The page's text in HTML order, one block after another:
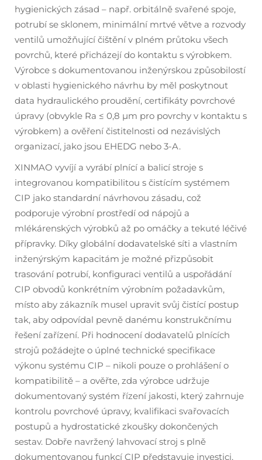
hygienických zásad – např. orbitálně svařené spoje,
potrubí se sklonem, minimální mrtvé větve a rozvody
ventilů umožňující čištění v plném průtoku všech
povrchů, které přicházejí do kontaktu s výrobkem.
Výrobce s dokumentovanou inženýrskou způsobilostí
v oblasti hygienického návrhu by měl poskytnout
data hydraulického proudění, certifikáty povrchové
úpravy (obvykle Ra ≤ 0,8 µm pro povrchy v kontaktu s
výrobkem) a ověření čistitelnosti od nezávislých
organizací, jako jsou EHEDG nebo 3-A.
XINMAO vyvíjí a vyrábí plnící a balicí stroje s
integrovanou kompatibilitou s čistícím systémem
CIP jako standardní návrhovou zásadu, což
podporuje výrobní prostředí od nápojů a
mlékárenských výrobků až po omáčky a tekuté léčivé
přípravky. Díky globální dodavatelské síti a vlastním
inženýrským kapacitám je možné přizpůsobit
trasování potrubí, konfiguraci ventilů a uspořádání
CIP obvodů konkrétním výrobním požadavkům,
místo aby zákazník musel upravit svůj čistící postup
tak, aby odpovídal pevně danému konstrukčnímu
řešení zařízení. Při hodnocení dodavatelů plnících
strojů požádejte o úplné technické specifikace
výkonu systému CIP – nikoli pouze o prohlášení o
kompatibilitě – a ověřte, zda výrobce udržuje
dokumentovaný systém řízení jakosti, který zahrnuje
kontrolu povrchové úpravy, kvalifikaci svařovacích
postupů a hydrostatické zkoušky dokončených
sestav. Dobře navržený lahvovací stroj s plně
dokumentovanou funkcí CIP představuje investici,